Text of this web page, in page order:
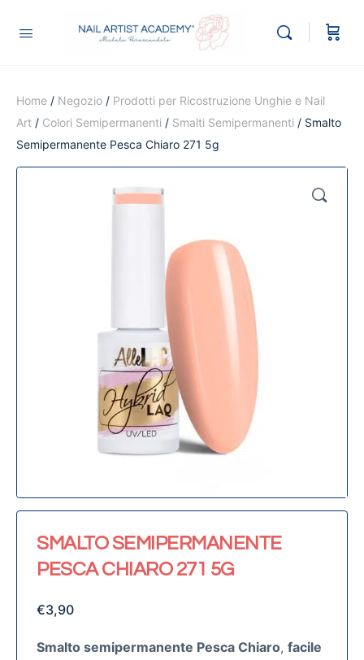
Home / Negozio / Prodotti per Ricostruzione Unghie e Nail
Art / Colori Semipermanenti / Smalti Semipermanenti / Smalto
Semipermanente Pesca Chiaro 271 5g
🔍
SMALTO SEMIPERMANENTE
PESCA CHIARO 271 5G
€3,90
Smalto semipermanente Pesca Chiaro, facile